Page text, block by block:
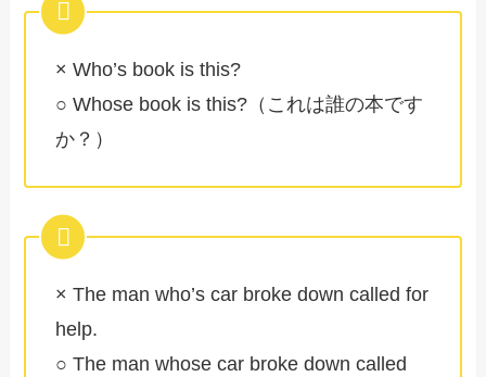
× Who’s book is this?
○ Whose book is this?（これは誰の本です
か？）
× The man who’s car broke down called for
help.
○ The man whose car broke down called